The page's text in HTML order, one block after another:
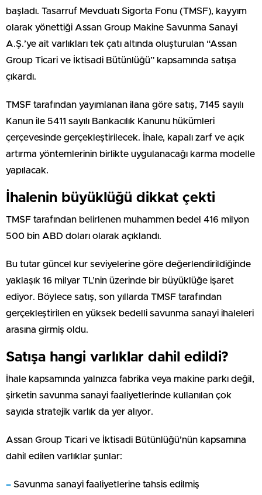
başladı. Tasarruf Mevduatı Sigorta Fonu (TMSF), kayyım
olarak yönettiği Assan Group Makine Savunma Sanayi
A.Ş.’ye ait varlıkları tek çatı altında oluşturulan “Assan
Group Ticari ve İktisadi Bütünlüğü” kapsamında satışa
çıkardı.
TMSF tarafından yayımlanan ilana göre satış, 7145 sayılı
Kanun ile 5411 sayılı Bankacılık Kanunu hükümleri
çerçevesinde gerçekleştirilecek. İhale, kapalı zarf ve açık
artırma yöntemlerinin birlikte uygulanacağı karma modelle
yapılacak.
İhalenin büyüklüğü dikkat çekti
TMSF tarafından belirlenen muhammen bedel 416 milyon
500 bin ABD doları olarak açıklandı.
Bu tutar güncel kur seviyelerine göre değerlendirildiğinde
yaklaşık 16 milyar TL’nin üzerinde bir büyüklüğe işaret
ediyor. Böylece satış, son yıllarda TMSF tarafından
gerçekleştirilen en yüksek bedelli savunma sanayi ihaleleri
arasına girmiş oldu.
Satışa hangi varlıklar dahil edildi?
İhale kapsamında yalnızca fabrika veya makine parkı değil,
şirketin savunma sanayi faaliyetlerinde kullanılan çok
sayıda stratejik varlık da yer alıyor.
Assan Group Ticari ve İktisadi Bütünlüğü’nün kapsamına
dahil edilen varlıklar şunlar:
– Savunma sanayi faaliyetlerine tahsis edilmiş